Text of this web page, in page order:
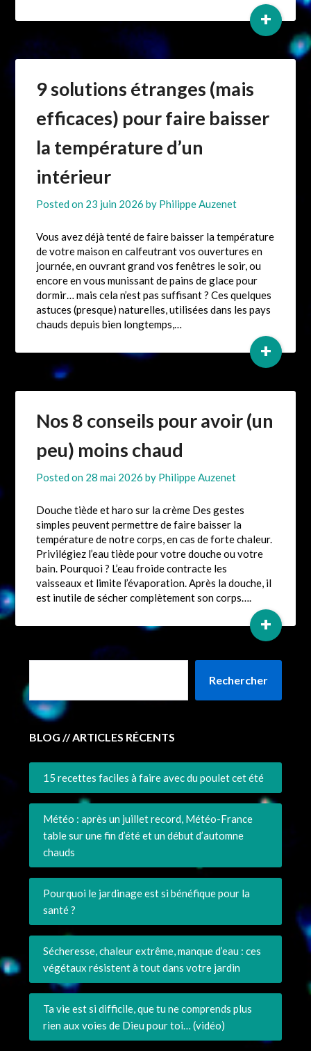
+
9 solutions étranges (mais
efficaces) pour faire baisser
la température d’un
intérieur
Posted on 23 juin 2026 by Philippe Auzenet
Vous avez déjà tenté de faire baisser la température
de votre maison en calfeutrant vos ouvertures en
journée, en ouvrant grand vos fenêtres le soir, ou
encore en vous munissant de pains de glace pour
dormir… mais cela n’est pas suffisant ? Ces quelques
astuces (presque) naturelles, utilisées dans les pays
chauds depuis bien longtemps,…
+
Nos 8 conseils pour avoir (un
peu) moins chaud
Posted on 28 mai 2026 by Philippe Auzenet
Douche tiède et haro sur la crème Des gestes
simples peuvent permettre de faire baisser la
température de notre corps, en cas de forte chaleur.
Privilégiez l’eau tiède pour votre douche ou votre
bain. Pourquoi ? L’eau froide contracte les
vaisseaux et limite l’évaporation. Après la douche, il
est inutile de sécher complètement son corps….
+
Rechercher
BLOG // ARTICLES RÉCENTS
15 recettes faciles à faire avec du poulet cet été
Météo : après un juillet record, Météo-France
table sur une fin d’été et un début d’automne
chauds
Pourquoi le jardinage est si bénéfique pour la
santé ?
Sécheresse, chaleur extrême, manque d’eau : ces
végétaux résistent à tout dans votre jardin
Ta vie est si difficile, que tu ne comprends plus
rien aux voies de Dieu pour toi… (vidéo)